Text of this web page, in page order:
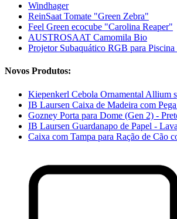
Windhager
ReinSaat Tomate "Green Zebra"
Feel Green ecocube "Carolina Reaper"
AUSTROSAAT Camomila Bio
Projetor Subaquático RGB para
Novos Produtos:
Kiepenkerl Cebola Ornamental Allium
IB Laursen Caixa de Madeira com
Gozney Porta para Dome (Gen 2) -
IB Laursen Guardanapo de Papel -
Caixa com Tampa para Ração de Cão